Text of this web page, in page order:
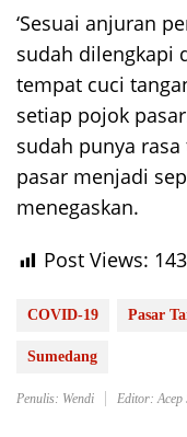
‘Sesuai anjuran
sudah dilengkapi
tempat cuci
setiap pojok
sudah punya
pasar menjadi
menegaskan.
Post Views: 143
COVID-19 Pasar
Sumedang
Penulis: Wendi Editor: Acep